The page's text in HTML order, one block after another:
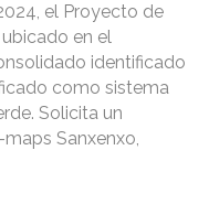
el Proyecto de
en el
identificado
como sistema
Solicita un
Sanxenxo,